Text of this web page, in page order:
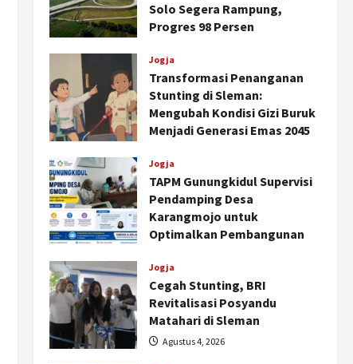
Solo Segera Rampung,
Progres 98 Persen
Jogja
Transformasi Penanganan
Stunting di Sleman:
Mengubah Kondisi Gizi Buruk
Menjadi Generasi Emas 2045
Jogja
TAPM Gunungkidul Supervisi
Pendamping Desa
Karangmojo untuk
Optimalkan Pembangunan
Kalurahan
Agustus 5, 2026
Jogja
Cegah Stunting, BRI
Revitalisasi Posyandu
Matahari di Sleman
Agustus 4, 2026